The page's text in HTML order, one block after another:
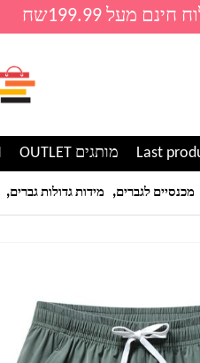
Last מותגים OUTLET
מכנסיים לגברים, מידות גדולות גברים,